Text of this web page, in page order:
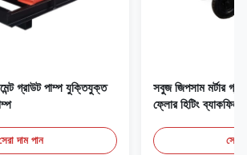
গ্রাউট পাম্প যুক্তিযুক্ত
দাম পান
সবুজ জিপসাম মর্টার
ফ্লোর হিটিং ব্যাকফিল
সেরা